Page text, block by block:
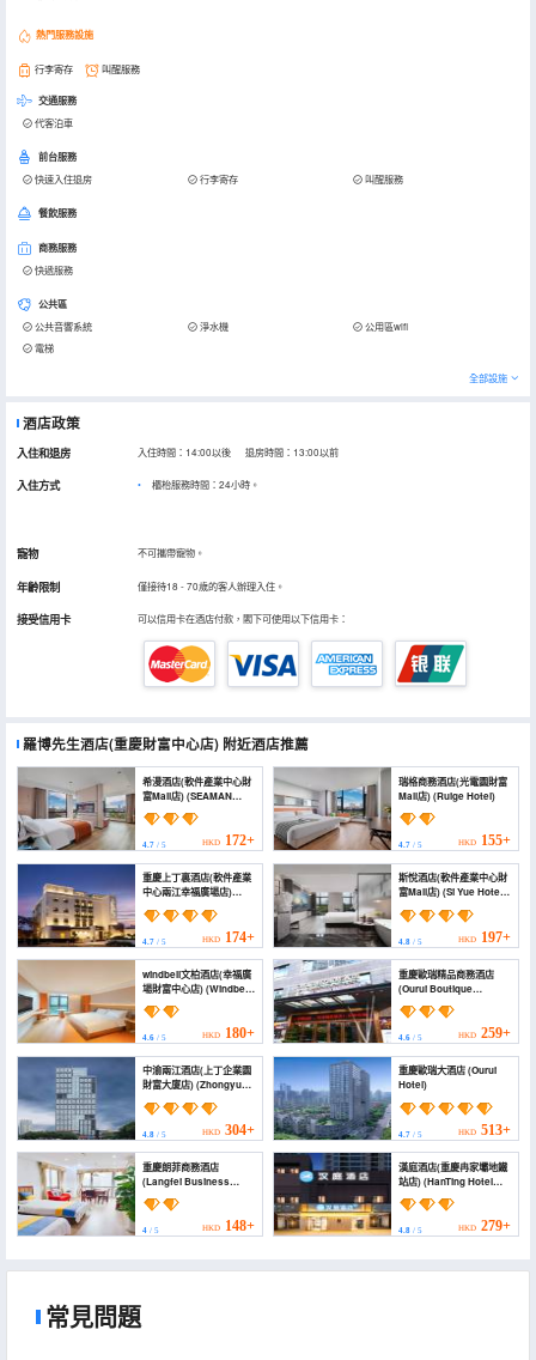
熱門服務設施
行李寄存 叫醒服務
交通服務
代客泊車
前台服務
快速入住退房 行李寄存 叫醒服務
餐飲服務
商務服務
快遞服務
公共區
公共音響系統 淨水機
公用區wifi
電梯
全部設施
酒店政策
入住和退房 入住時間：14:00以後 退房時間：13:00以前
入住方式 櫃枱服務時間：24小時。
寵物 不可攜帶寵物。
年齡限制 僅接待18 - 70歲的客人辦理入住。
接受信用卡 可以信用卡在酒店付款，閣下可使用以下信用卡：
羅博先生酒店(重慶財富中心店) 附近酒店推薦
希漫酒店(軟件產業中心財
富Mall店) (SEAMAN
HOTEL)
4.7 / 5 HKD 172+
瑞格商務酒店(光電園財富
Mall店) (Ruige Hotel)
4.7/ 5 HKD 155+
重慶上丁裏酒店(軟件產業
中心兩江幸福廣場店)
Hotel (Chongqing
Liangjiang Xingfu
Square))
4.7 / 5 HKD 174+
斯悅酒店(軟件產業中心財
富Mall店) (Si Yue Hotel
Center Wealth Mall
4.8/ 5 HKD 197+
windbell文柏酒店(幸福廣
場財富中心店) (Windbell
Hotel (Xingfu Plaza
Fortune Center
Branch))
4.6 / 5 HKD 180+
重慶歐瑞精品商務酒店
(Ourui Boutique
Business Hotel)
4.6/ 5 HKD 259+
中渝兩江酒店(上丁企業園
財富大廈店) (Zhongyu
4.8 / 5 HKD 304+
重慶歐瑞大酒店 (Ourui
Hotel)
4.7/ 5 HKD 513+
重慶朗菲商務酒店
(Langfei Business
Hotel)
4 / 5 HKD 148+
漢庭酒店(重慶冉家壩地鐵
站店) (HanTing Hotel
(Chongqing Ranjiaba
Subway Station))
4.8/ 5 HKD 279+
常見問題